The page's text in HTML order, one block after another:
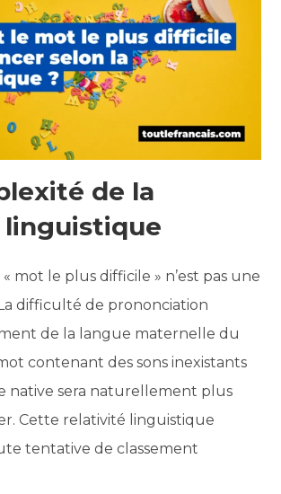
de la
linguistique
mot le plus difficile » n’est pas une
difficulté de prononciation
de la langue maternelle du
contenant des sons inexistants
native sera naturellement plus
Cette relativité linguistique
tentative de classement